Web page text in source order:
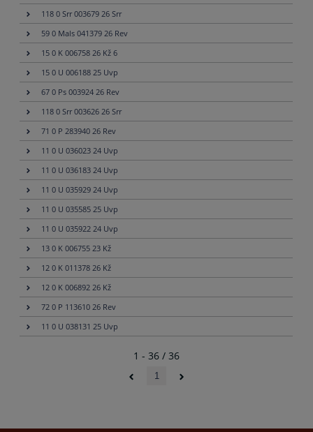
118 0 Srr 003679 26 Srr
59 0 Mals 041379 26 Rev
15 0 K 006758 26 Kž 6
15 0 U 006188 25 Uvp
67 0 Ps 003924 26 Rev
118 0 Srr 003626 26 Srr
71 0 P 283940 26 Rev
11 0 U 036023 24 Uvp
11 0 U 036183 24 Uvp
11 0 U 035929 24 Uvp
11 0 U 035585 25 Uvp
11 0 U 035922 24 Uvp
13 0 K 006755 23 Kž
12 0 K 011378 26 Kž
12 0 K 006892 26 Kž
72 0 P 113610 26 Rev
11 0 U 038131 25 Uvp
1 - 36 / 36
1